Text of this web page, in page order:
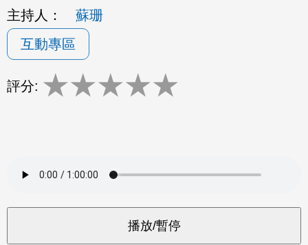
主持人：
蘇珊
互動專區
評分: ★★★★★